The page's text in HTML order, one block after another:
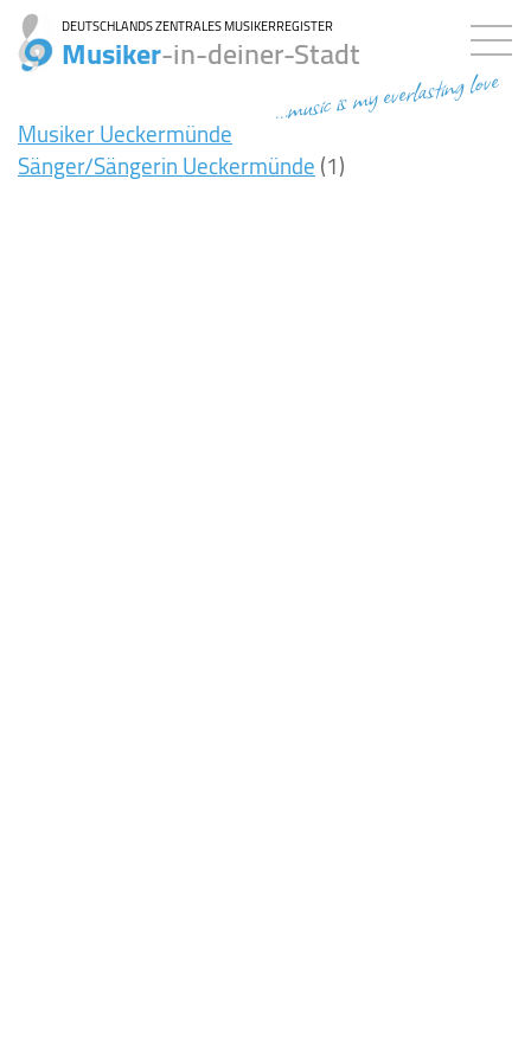
DEUTSCHLANDS ZENTRALES MUSIKERREGISTER
Musiker-in-deiner-Stadt
...music is my everlasting love
Musiker Ueckermünde
Sänger/Sängerin Ueckermünde(1)